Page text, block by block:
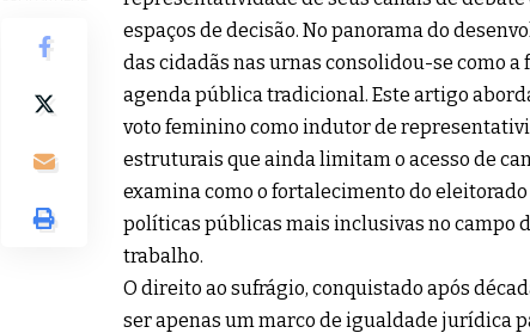
espaços de decisão. No panorama do
das cidadãs nas urnas consolidou-se como
agenda pública tradicional. Este artigo
voto feminino como indutor de
estruturais que ainda limitam o acesso de
examina como o fortalecimento do
políticas públicas mais inclusivas no campo
trabalho.
O direito ao sufrágio, conquistado após
ser apenas um marco de igualdade jurídica